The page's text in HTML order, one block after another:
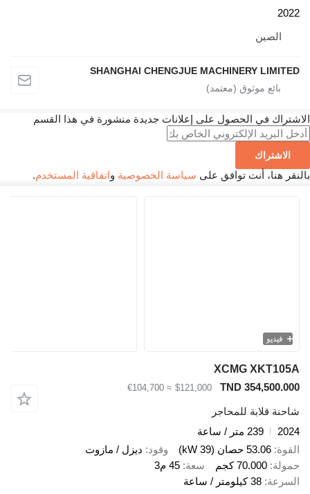
SHANGHAI CHENGJUE MACHINERY
في الحصول على إعلانات جديدة منشورة في هذا القسم
أنت توافق علىسياسة الخصوصيةواتفاقية المستخدم.
XCMG
TND
$121,000
≈ €104,700
للمحاجر
239 متر / ساعة
53.06 حصان (39 kW)
وقود
ديزل / مازوت
70.000 كجم سعة
45 م3
38 كيلومتر / ساعة